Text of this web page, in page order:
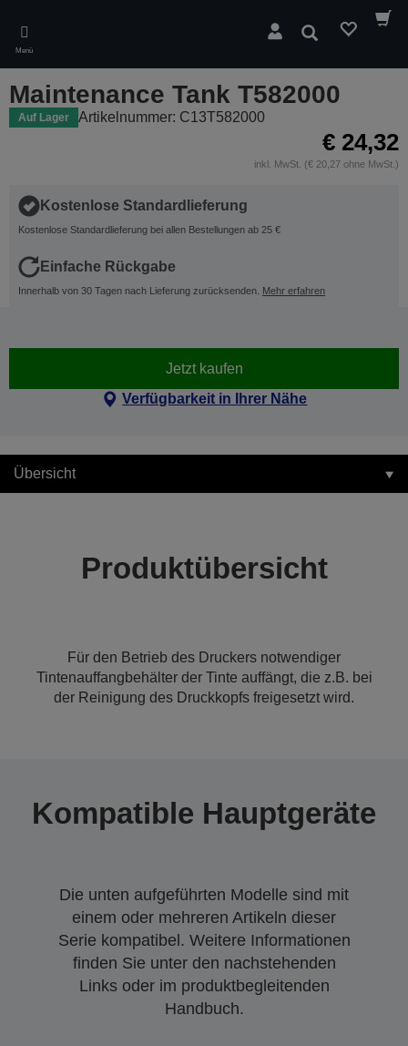
main
content
Menü
Suchen
Maintenance Tank T582000
Auf Lager Artikelnummer: C13T582000
€ 24,32
inkl. MwSt. (€ 20,27 ohne MwSt.)
Kostenlose Standardlieferung
Kostenlose Standardlieferung bei allen Bestellungen ab 25 €
Einfache Rückgabe
Innerhalb von 30 Tagen nach Lieferung zurücksenden. Mehr erfahren
Jetzt kaufen
Verfügbarkeit in Ihrer Nähe
Übersicht
Produktübersicht
Für den Betrieb des Druckers notwendiger
Tintenauffangbehälter der Tinte auffängt, die z.B. bei
der Reinigung des Druckkopfs freigesetzt wird.
Kompatible Hauptgeräte
Die unten aufgeführten Modelle sind mit
einem oder mehreren Artikeln dieser
Serie kompatibel. Weitere Informationen
finden Sie unter den nachstehenden
Links oder im produktbegleitenden
Handbuch.